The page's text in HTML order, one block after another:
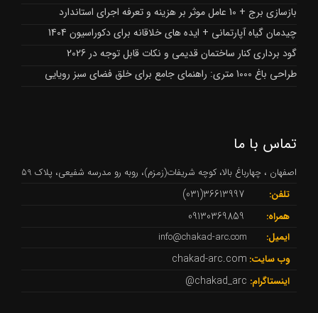
بازسازی برج + 10 عامل موثر بر هزینه و تعرفه اجرای استاندارد
چیدمان گیاه آپارتمانی + ایده های خلاقانه برای دکوراسیون 1404
گود برداری کنار ساختمان قدیمی و نکات قابل توجه در 2026
طراحی باغ 1000 متری: راهنمای جامع برای خلق فضای سبز رویایی
تماس با ما
اصفهان ، چهارباغ بالا، کوچه شریفات(زمزم)، روبه رو مدرسه شفیعی، پلاک 59
تلفن:
36613997(031)
همراه: 09130369859
ایمیل:
info@chakad-arc.com
وب سایت: chakad-arc.com
اینستاگرام: chakad_arc@